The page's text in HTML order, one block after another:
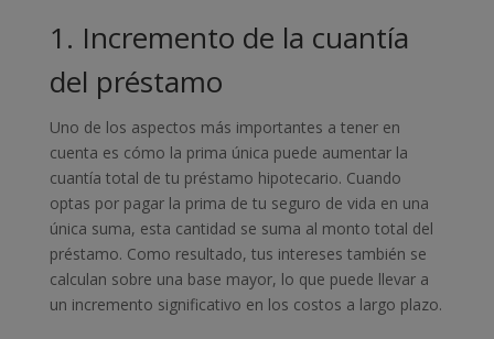
1. Incremento de la cuantía
del préstamo
Uno de los aspectos más importantes a tener en
cuenta es cómo la prima única puede aumentar la
cuantía total de tu préstamo hipotecario. Cuando
optas por pagar la prima de tu seguro de vida en una
única suma, esta cantidad se suma al monto total del
préstamo. Como resultado, tus intereses también se
calculan sobre una base mayor, lo que puede llevar a
un incremento significativo en los costos a largo plazo.